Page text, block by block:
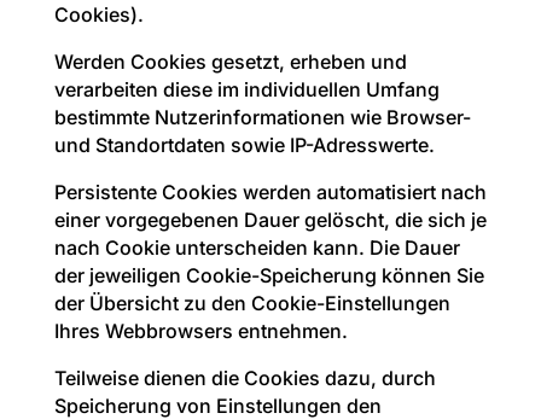
Cookies).
Werden Cookies gesetzt, erheben und
verarbeiten diese im individuellen Umfang
bestimmte Nutzerinformationen wie Browser-
und Standortdaten sowie IP-Adresswerte.
Persistente Cookies werden automatisiert nach
einer vorgegebenen Dauer gelöscht, die sich je
nach Cookie unterscheiden kann. Die Dauer
der jeweiligen Cookie-Speicherung können Sie
der Übersicht zu den Cookie-Einstellungen
Ihres Webbrowsers entnehmen.
Teilweise dienen die Cookies dazu, durch
Speicherung von Einstellungen den